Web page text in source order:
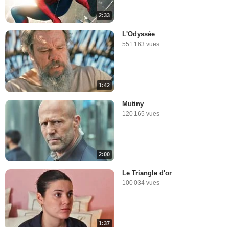
2:33
1:42
L'Odyssée
551 163 vues
2:00
Mutiny
120 165 vues
1:37
Le Triangle d'or
100 034 vues